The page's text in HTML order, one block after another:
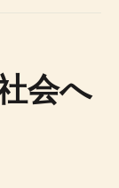
会へ